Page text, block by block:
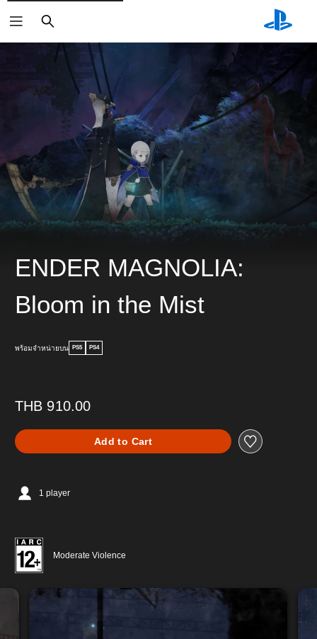
ENDER MAGNOLIA:
Bloom in the Mist
พร้อมจำหน่ายบน PS5 PS4
THB 910.00
Add to Cart
1 player
Moderate Violence